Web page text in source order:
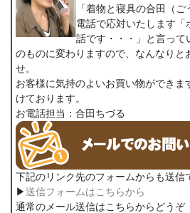
「着物と寝具の合田（ご
電話で応対いたします
話です・・・」と言って
のものに変わりますので、なんなりと
せ。
お客様に気持のよいお買い物ができま
けております。
お電話担当：合田ちづる
下記のリンク先のフォームからも送信
▶送信フォームはこちらから
通常のメール送信はこちらからどうぞ